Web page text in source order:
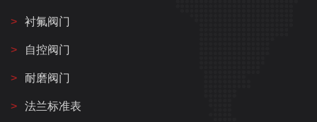
衬氟阀门
自控阀门
耐磨阀门
法兰标准表